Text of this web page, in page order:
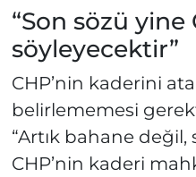
“Son sözü
söyleyecektir”
CHP’nin kaderini
belirlememesi
“Artık bahane değil,
CHP’nin kaderi